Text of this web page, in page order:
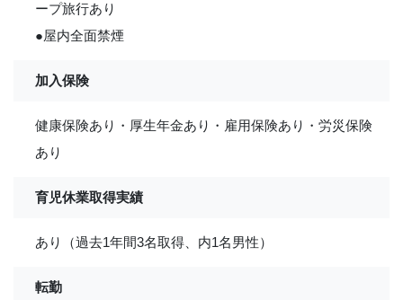
ープ旅行あり
●屋内全面禁煙
加入保険
健康保険あり・厚生年金あり・雇用保険あり・労災保険
あり
育児休業取得実績
あり（過去1年間3名取得、内1名男性）
転勤